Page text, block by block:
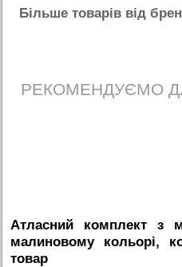
Бiльше товарiв вiд
РЕКОМЕНДУЄМО
Атласний комплект з
малиновому кольорі,
товар